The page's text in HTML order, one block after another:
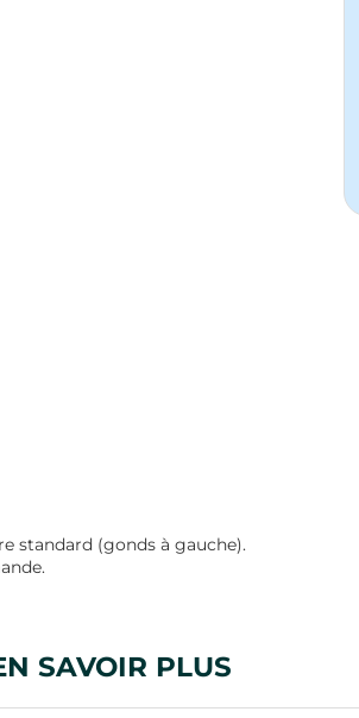
standard (gonds à gauche).
SAVOIR PLUS